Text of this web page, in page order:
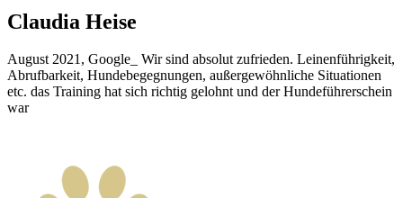
Claudia Heise
August 2021, Google_ Wir sind absolut zufrieden. Leinenführigkeit,
Abrufbarkeit, Hundebegegnungen, außergewöhnliche Situationen
etc. das Training hat sich richtig gelohnt und der Hundeführerschein
war